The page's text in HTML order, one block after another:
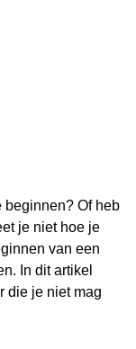
beginnen? Of heb
je niet hoe je
van een
In dit artikel
die je niet mag